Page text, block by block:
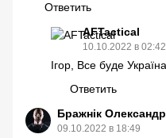
Ответить
AFTactical
10.10.2022 в 02:42
Ігор, Все буде
Ответить
Бражнік Олександр
09.10.2022 в 18:49